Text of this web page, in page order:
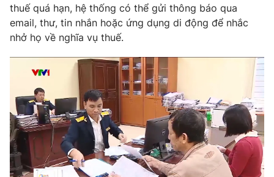
thuế quá hạn, hệ thống có thể gửi thông báo qua
email, thư, tin nhắn hoặc ứng dụng di động để nhắc
nhở họ về nghĩa vụ thuế.